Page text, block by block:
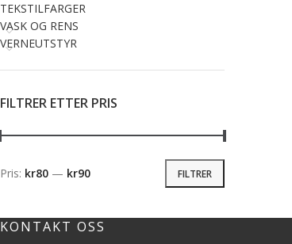
TEKSTILFARGER
VASK OG RENS
VERNEUTSTYR
FILTRER ETTER PRIS
FILTRER
Pris: kr80 — kr90
KONTAKT OSS